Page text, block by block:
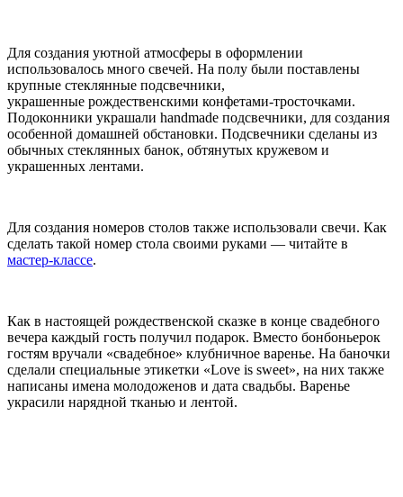
Для создания уютной атмосферы в оформлении
использовалось много свечей. На полу были поставлены
крупные стеклянные подсвечники,
украшенные рождественскими конфетами-тросточками.
Подоконники украшали handmade подсвечники, для создания
особенной домашней обстановки. Подсвечники сделаны из
обычных стеклянных банок, обтянутых кружевом и
украшенных лентами.
Для создания номеров столов также использовали свечи. Как
сделать такой номер стола своими руками — читайте в
мастер-классе.
Как в настоящей рождественской сказке в конце свадебного
вечера каждый гость получил подарок. Вместо бонбоньерок
гостям вручали «свадебное» клубничное варенье. На баночки
сделали специальные этикетки «Love is sweet», на них также
написаны имена молодоженов и дата свадьбы. Варенье
украсили нарядной тканью и лентой.